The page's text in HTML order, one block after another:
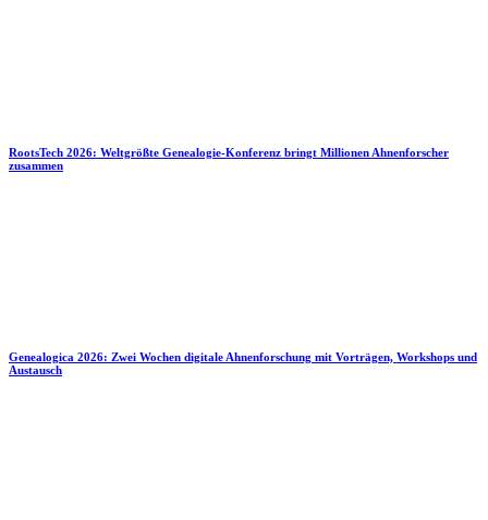
RootsTech 2026: Weltgrößte Genealogie-Konferenz bringt Millionen Ahnenforscher
zusammen
Genealogica 2026: Zwei Wochen digitale Ahnenforschung mit Vorträgen, Workshops und
Austausch